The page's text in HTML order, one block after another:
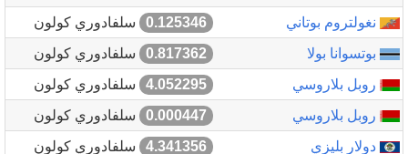
نغولتروم بوتاني
0.125346
سلفادوري كولون
بوتسوانا بولا
0.817362
سلفادوري كولون
روبل بلاروسي
4.052295
سلفادوري كولون
روبل بلاروسي
0.000447
سلفادوري كولون
دولار بليزي
4.341356
سلفادوري كولون